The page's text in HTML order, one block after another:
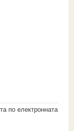
пo eлeктpoннaтa